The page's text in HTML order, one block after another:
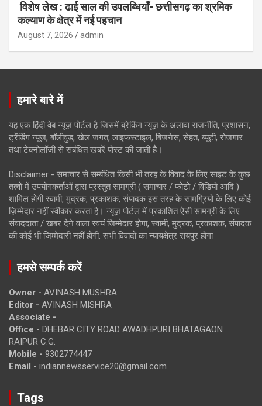
विशेष लेख : ढाई साल की उपलब्धियाँ- छत्तीसगढ़ का श्रमिक
कल्याण के क्षेत्र में नई पहचान
August 7, 2026 admin
हमारे बारे में
यह एक हिंदी वेब न्यूज़ पोर्टल है जिसमें ब्रेकिंग न्यूज़ के अलावा राजनीति, प्रशासन,
ट्रेंडिंग न्यूज, बॉलीवुड, खेल जगत, लाइफस्टाइल, बिजनेस, सेहत, ब्यूटी, रोजगार
तथा टेक्नोलॉजी से संबंधित खबरें पोस्ट की जाती है।
Disclaimer - समाचार से सम्बंधित किसी भी तरह के विवाद के लिए साइट के कुछ
तत्वों में उपयोगकर्ताओं द्वारा प्रस्तुत सामग्री ( समाचार / फोटो / विडियो आदि )
शामिल होगी स्वामी, मुद्रक, प्रकाशक, संपादक इस तरह के सामग्रियों के लिए कोई
ज़िम्मेदार नहीं स्वीकार करता है। न्यूज़ पोर्टल में प्रकाशित ऐसी सामग्री के लिए
संवाददाता / खबर देने वाला स्वयं जिम्मेदार होगा, स्वामी, मुद्रक, प्रकाशक, संपादक
की कोई भी जिम्मेदारी नहीं होगी. सभी विवादों का न्यायक्षेत्र रायपुर होगा
हमसे सम्पर्क करें
Owner - AVINASH MUSHRA
Editor - AVINASH MISHRA
Associate -
Office - DHEBAR CITY ROAD AWADHPURI BHATAGAON
RAIPUR C.G.
Mobile - 9302774447
Email - indiannewsservice20@gmail.com
Tags